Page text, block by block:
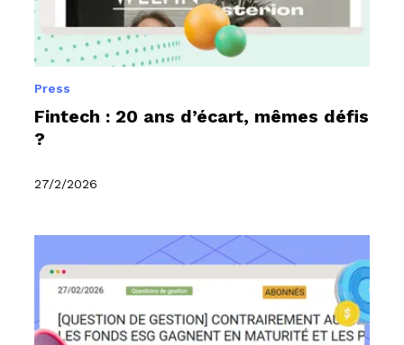
Press
Fintech : 20 ans d’écart, mêmes défis
?
27/2/2026